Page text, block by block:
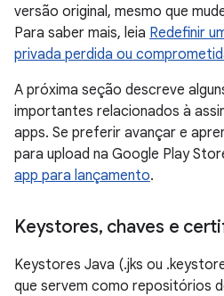
versão original, mesmo que
Para saber mais, leia Redefinir
privada perdida ou
A próxima seção descreve
importantes relacionados à
apps. Se preferir avançar e
para upload na Google Play
app para lançamento.
Keystores, chaves e
Keystores Java (.jks ou
que servem como repositórios